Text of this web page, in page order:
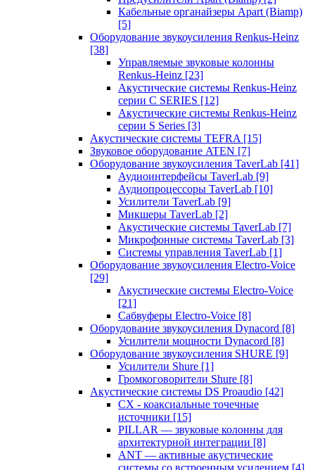
Кабельные органайзеры Apart (Biamp)
[5]
Оборудование звукоусиления Renkus-Heinz
[38]
Управляемые звуковые колонны
Renkus-Heinz [23]
Акустические системы Renkus-Heinz
серии C SERIES [12]
Акустические системы Renkus-Heinz
серии S Series [3]
Акустические системы TEFRA [15]
Звуковое оборудование ATEN [7]
Оборудование звукоусиления TaverLab [41]
Аудиоинтерфейсы TaverLab [9]
Аудиопроцессоры TaverLab [10]
Усилители TaverLab [9]
Микшеры TaverLab [2]
Акустические системы TaverLab [7]
Микрофонные системы TaverLab [3]
Системы управления TaverLab [1]
Оборудование звукоусиления Electro-Voice
[29]
Акустические системы Electro-Voice
[21]
Сабвуферы Electro-Voice [8]
Оборудование звукоусиления Dynacord [8]
Усилители мощности Dynacord [8]
Оборудование звукоусиления SHURE [9]
Усилители Shure [1]
Громкоговорители Shure [8]
Акустические системы DS Proaudio [42]
CX - коаксиальные точечные
источники [15]
PILLAR — звуковые колонны для
архитектурной интеграции [8]
ANT — активные акустические
системы со встроенным усилением [4]